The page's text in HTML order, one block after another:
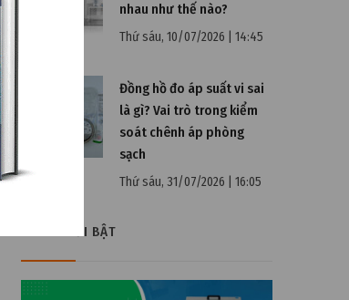
nhau như thế nào?
Thứ sáu, 10/07/2026 | 14:45
Đồng hồ đo áp suất vi sai
là gì? Vai trò trong kiểm
soát chênh áp phòng
sạch
Thứ sáu, 31/07/2026 | 16:05
VIDEO NỔI BẬT